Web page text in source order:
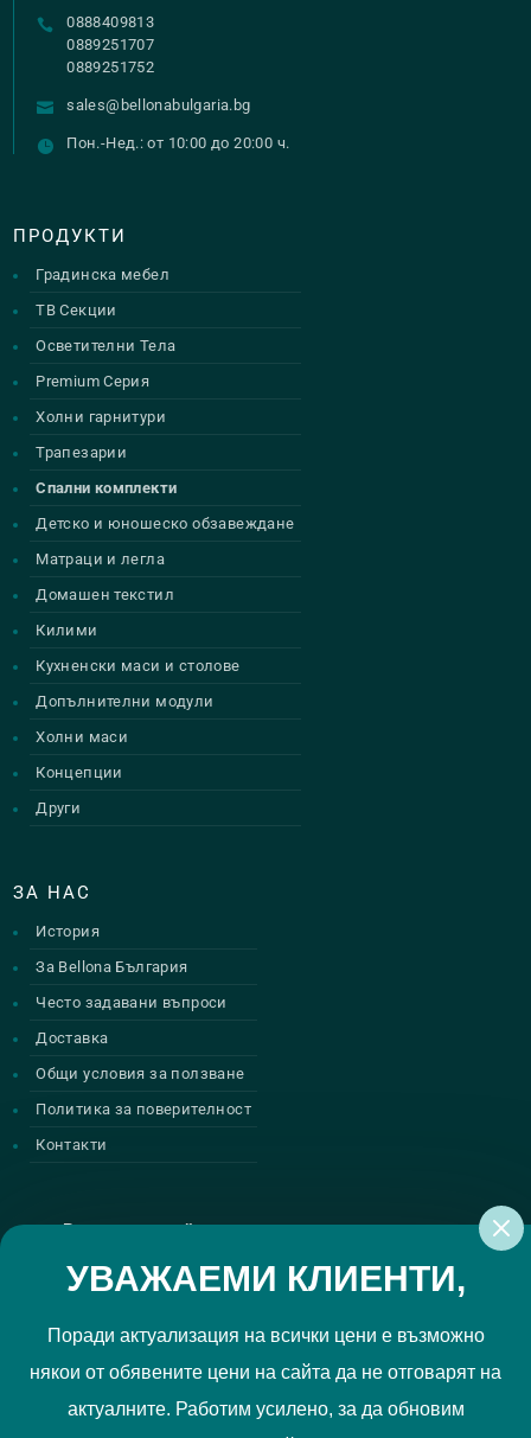
УВАЖАЕМИ КЛИЕНТИ,
Поради актуализация на всички цени е възможно
някои от обявените цени на сайта да не отговарят на
актуалните. Работим усилено, за да обновим
0888409813
0889251707
0889251752
sales@bellonabulgaria.bg
Пон.-Нед.: от 10:00 до 20:00 ч.
ПРОДУКТИ
Градинска мебел
ТВ Секции
Осветителни Тела
Premium Серия
Холни гарнитури
Трапезарии
Спални комплекти
Детско и юношеско обзавеждане
Матраци и легла
Домашен текстил
Килими
Кухненски маси и столове
Допълнителни модули
Холни маси
Концепции
Други
ЗА НАС
История
За Bellona България
Често задавани въпроси
Доставка
Общи условия за ползване
Политика за поверителност
Контакти
Регистрирай се за нашите атрактивни
Прочетох и приемам Политиката за поверителност